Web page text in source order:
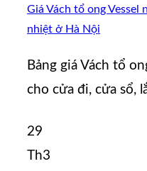
Giá Vách tổ ong Vessel
nhiệt ở Hà Nội
Bảng giá Vách tổ
cho cửa đi, cửa sổ,
29
Th3